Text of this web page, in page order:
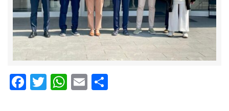
Facebook
Twitter
WhatsApp
Email